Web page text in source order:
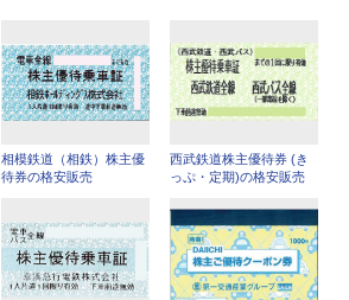
相模鉄道（相鉄）株主優
待券の格安販売
西武鉄道株主優待券 (き
っぷ・定期)の格安販売